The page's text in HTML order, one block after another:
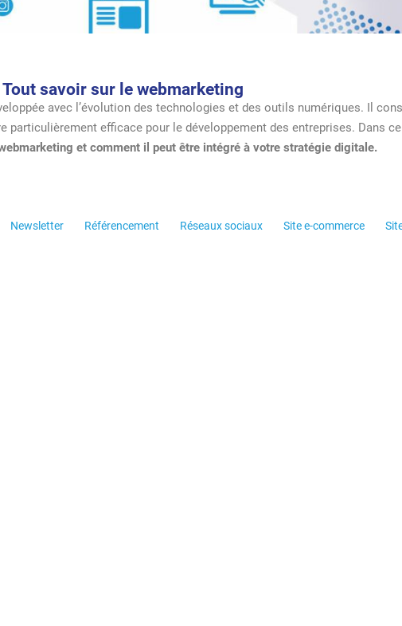
Tout savoir sur le webmarketing
avec l’évolution des technologies et des outils numériques. Il
particulièrement efficace pour le développement des entreprises. Dans
et comment il peut être intégré à votre stratégie digitale.
Newsletter Référencement Réseaux sociaux Site e-commerce